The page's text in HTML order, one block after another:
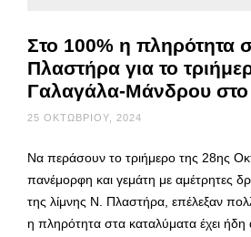
Στο 100% η πληρότητα
Πλαστήρα για το
Γαλαγάλα-Μάνδρου
25 ΟΚΤΩΒΡΊΟΥ, 2024
Να περάσουν το τριήμερο της 28ης
πανέμορφη και γεμάτη με αμέτρητες
της λίμνης Ν. Πλαστήρα, επέλεξαν
η πληρότητα στα καταλύματα έχει ήδη